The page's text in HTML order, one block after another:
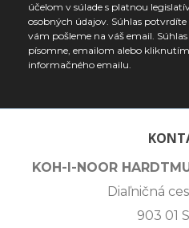
účelom v súlade s platnou
osobných údajov. Súhlas
vám pošleme na váš email.
písomne, emailom alebo
informačného emailu.
KOH-I-NOOR
Diaľničná
903 01